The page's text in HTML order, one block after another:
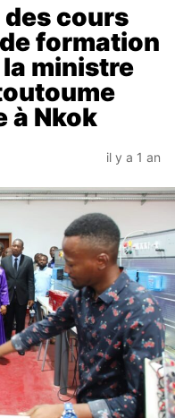
cours
formation
ministre
à Nkok
il y a 1 an